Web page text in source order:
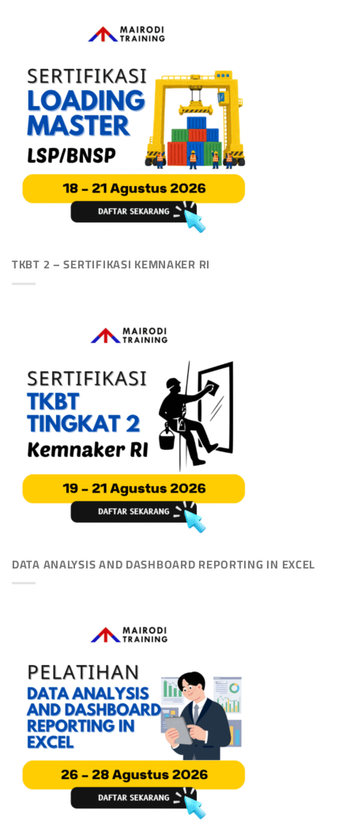
TKBT 2 – SERTIFIKASI KEMNAKER RI
DATA ANALYSIS AND DASHBOARD REPORTING IN EXCEL